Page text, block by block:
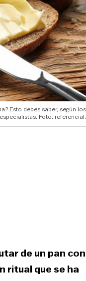
Esto debes saber, según los
especialistas. Foto: referencial.
de un pan con
ritual que se ha